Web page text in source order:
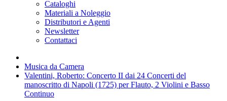
Cataloghi
Materiali a Noleggio
Distributori e Agenti
Newsletter
Contattaci
Musica da Camera
Valentini, Roberto: Concerto II dai 24 Concerti del
manoscritto di Napoli (1725) per Flauto, 2 Violini e Basso
Continuo